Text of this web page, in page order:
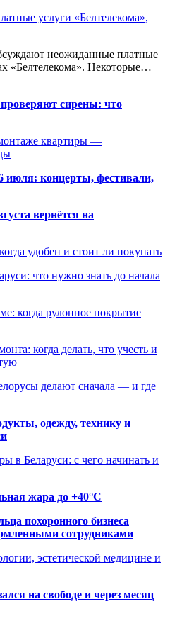
услуги «Белтелекома»,
неожиданные платные
«Белтелекома». Некоторые…
сирены: что
квартиры —
июля: концерты, фестивали,
вернётся на
удобен и стоит ли покупать
что нужно знать до начала
когда рулонное покрытие
когда делать, что учесть и
делают сначала — и где
одежду, технику и
в Беларуси: с чего начинать и
жара до +40°C
похоронного бизнеса
сотрудниками
эстетической медицине и
на свободе и через месяц